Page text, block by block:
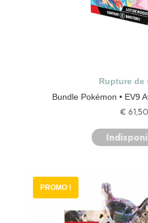
Rupture de
Bundle Pokémon • EV9
€ 61,50
PROMO !